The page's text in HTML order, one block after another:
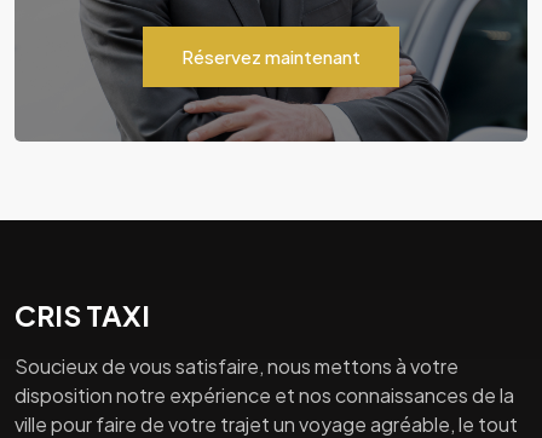
Réservez maintenant
CRIS TAXI
Soucieux de vous satisfaire, nous mettons à votre
disposition notre expérience et nos connaissances de la
ville pour faire de votre trajet un voyage agréable, le tout